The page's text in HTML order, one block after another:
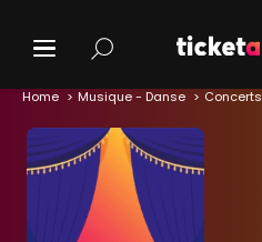
Home Musique - Danse Concerts